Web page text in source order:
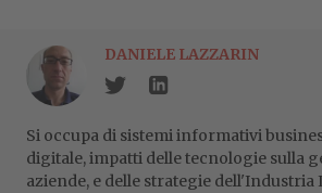
DANIELE LAZZARIN
Si occupa di sistemi informativi
digitale, impatti delle tecnologie sulla
aziende, e delle strategie